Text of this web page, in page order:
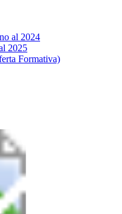
al 2024
2025
Formativa)